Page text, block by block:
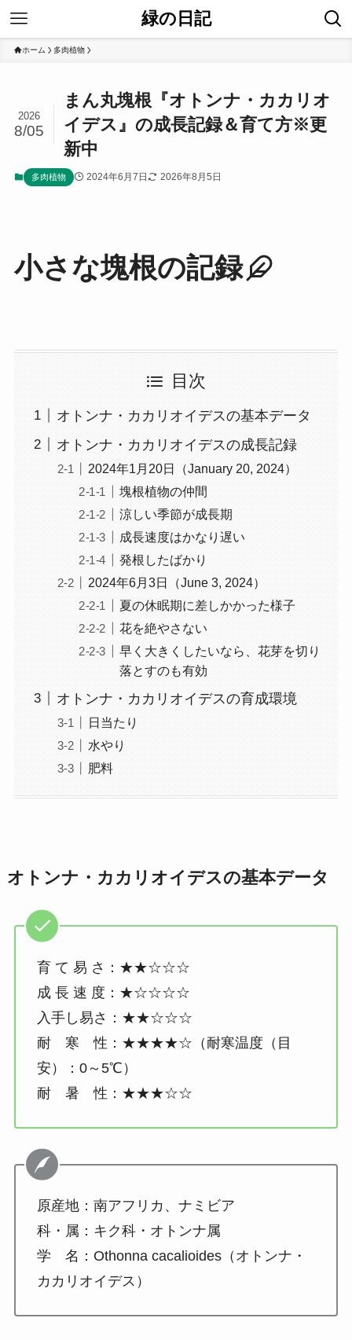
緑の日記
ホーム 多肉植物
まん丸塊根『オトンナ・カカリオ
イデス』の成長記録＆育て方※更
新中
2026
8/05
多肉植物 2024年6月7日 2026年8月5日
小さな塊根の記録
目次
オトンナ・カカリオイデスの基本データ
オトンナ・カカリオイデスの成長記録
2024年1月20日（January 20, 2024）
塊根植物の仲間
涼しい季節が成長期
成長速度はかなり遅い
発根したばかり
2024年6月3日（June 3, 2024）
夏の休眠期に差しかかった様子
花を絶やさない
早く大きくしたいなら、花芽を切り
落とすのも有効
オトンナ・カカリオイデスの育成環境
日当たり
水やり
肥料
オトンナ・カカリオイデスの基本データ
育 て 易 さ：★★☆☆☆
成 長 速 度：★☆☆☆☆
入手し易さ：★★☆☆☆
耐 寒 性：★★★★☆（耐寒温度（目
安）：0～5℃）
耐 暑 性：★★★☆☆
原産地：南アフリカ、ナミビア
科・属：キク科・オトンナ属
学 名：Othonna cacalioides（オトンナ・
カカリオイデス）